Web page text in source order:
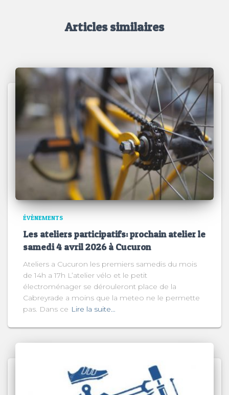
Articles similaires
ÉVÈNEMENTS
Les ateliers participatifs: prochain atelier le
samedi 4 avril 2026 à Cucuron
Ateliers a Cucuron les premiers samedis du mois
de 14h a 17h L’atelier vélo et le petit
électroménager se dérouleront place de la
Cabreyrade a moins que la meteo ne le permette
pas. Dans ce Lire la suite…